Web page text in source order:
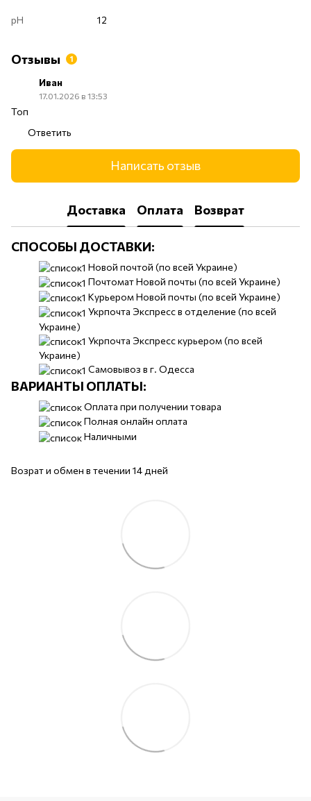
pH 12
Отзывы 1
Иван
17.01.2026 в 13:53
Топ
Ответить
Написать отзыв
Доставка Оплата Возврат
СПОСОБЫ ДОСТАВКИ:
​​Новой почтой (по всей Украине)
Почтомат Новой почты (по всей Украине)
Курьером Новой почты (по всей Украине)
Укрпочта Экспресс в отделение (по всей
Украине)
Укрпочта Экспресс курьером (по всей
Украине)
Самовывоз в г. Одесса
ВАРИАНТЫ ОПЛАТЫ:
Оплата при получении товара
Полная онлайн оплата
Наличными
Возрат и обмен в течении 14 дней